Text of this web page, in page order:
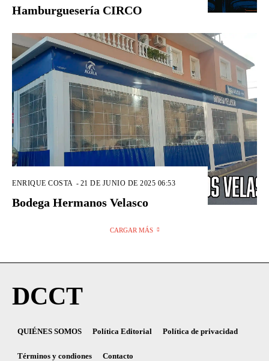
Hamburguesería CIRCO
ENRIQUE COSTA - 21 DE JUNIO DE 2025 06:53
Bodega Hermanos Velasco
CARGAR MÁS
DCCT
QUIÉNES SOMOS Política Editorial Política de privacidad
Términos y condiones Contacto